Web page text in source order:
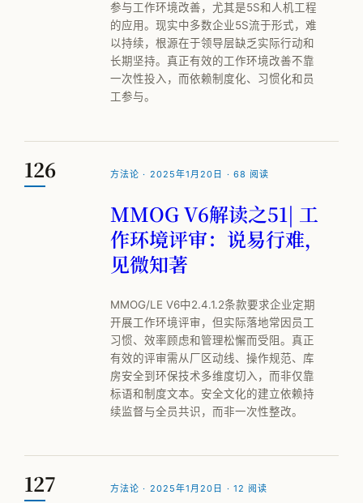
参与工作环境改善，尤其是5S和人机工程
的应用。现实中多数企业5S流于形式，难
以持续，根源在于领导层缺乏实际行动和
长期坚持。真正有效的工作环境改善不靠
一次性投入，而依赖制度化、习惯化和员
工参与。
126 方法论 · 2025年1月20日 · 68 阅读
MMOG V6解读之51| 工
作环境评审：说易行难，
见微知著
MMOG/LE V6中2.4.1.2条款要求企业定期
开展工作环境评审，但实际落地常因员工
习惯、效率顾虑和管理松懈而受阻。真正
有效的评审需从厂区动线、操作规范、库
房安全到环保技术多维度切入，而非仅靠
标语和制度文本。安全文化的建立依赖持
续监督与全员共识，而非一次性整改。
127 方法论 · 2025年1月20日 · 12 阅读